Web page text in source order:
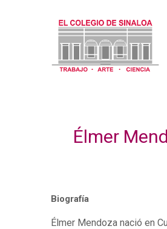
NOSOTROS
DIFUSIÓN
TRANSPARENCIA
Élmer
Biografía
Élmer Mendoza nació en